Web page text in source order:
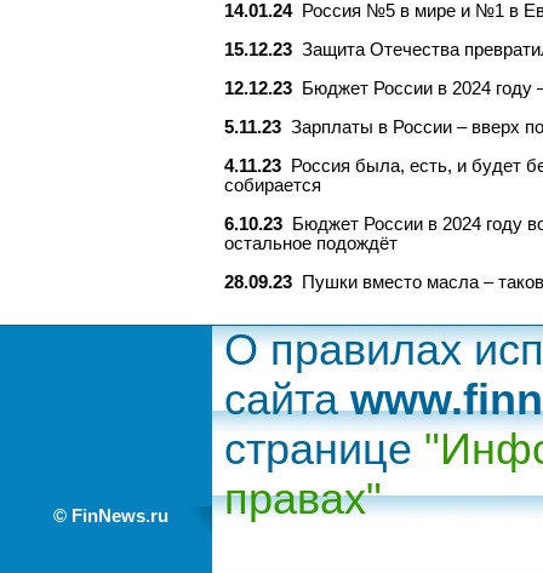
14.01.24
Россия №5 в мире и №1 в
15.12.23 Защита Отечества
12.12.23
Бюджет России в 2024 году
5.11.23 Зарплаты в России – вверх
4.11.23
Россия была, есть, и будет
собирается
6.10.23
Бюджет России в 2024 году
остальное подождёт
28.09.23
Пушки вместо масла –
© FinNews.ru
О правилах
сайта
странице
правах"